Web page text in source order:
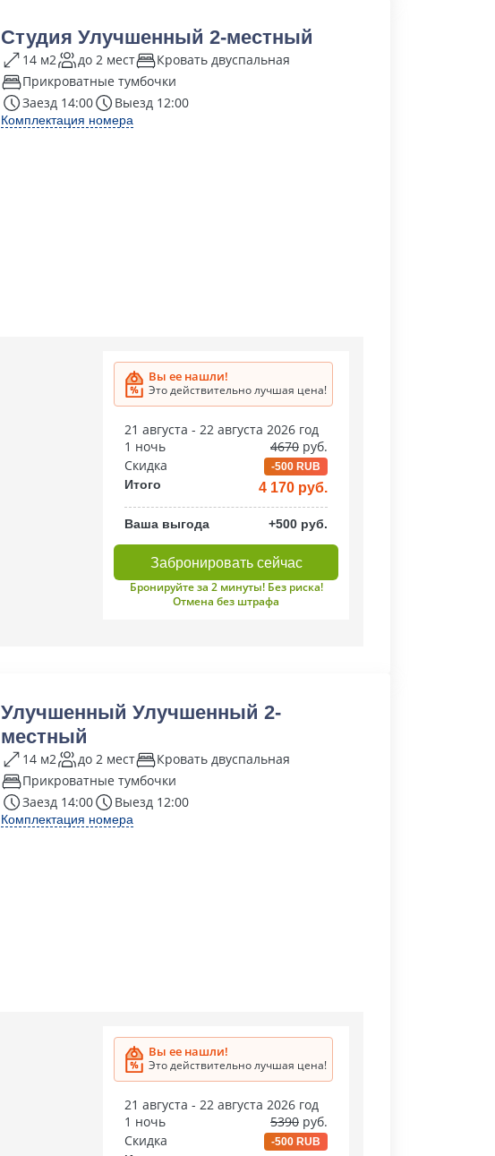
Студия Улучшенный 2-местный
14 м2 до 2 мест
Кровать двуспальная
Прикроватные тумбочки
Заезд 14:00
Выезд 12:00
Комплектация номера
Вы ее нашли!
Это действительно лучшая цена!
21 августа - 22 августа 2026 год
1 ночь
4670 руб.
Скидка
-500 RUB
Итого 4 170 руб.
Ваша выгода +500 руб.
Забронировать сейчас
Бронируйте за 2 минуты! Без риска!
Отмена без штрафа
Улучшенный Улучшенный 2-
местный
14 м2 до 2 мест
Кровать двуспальная
Прикроватные тумбочки
Заезд 14:00
Выезд 12:00
Комплектация номера
Вы ее нашли!
Это действительно лучшая цена!
21 августа - 22 августа 2026 год
1 ночь
5390 руб.
Скидка
-500 RUB